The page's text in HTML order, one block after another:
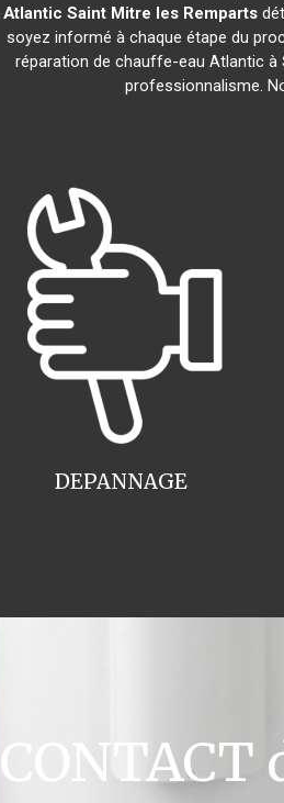
Atlantic Saint Mitre les Remparts
soyez informé à chaque étape du
réparation de chauffe-eau Atlantic à
professionnalisme.
DEPANNAGE